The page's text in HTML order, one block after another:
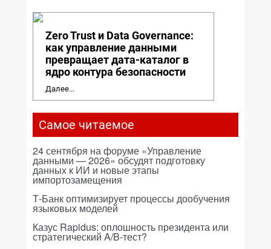
Zero Trust и Data Governance:
как управление данными
превращает дата-каталог в
ядро контура безопасности
Далее...
Самое читаемое
24 сентября на форуме «Управление
данными — 2026» обсудят подготовку
данных к ИИ и новые этапы
импортозамещения
Т-Банк оптимизирует процессы дообучения
языковых моделей
Казус Rapidus: оплошность президента или
стратегический A/B-тест?